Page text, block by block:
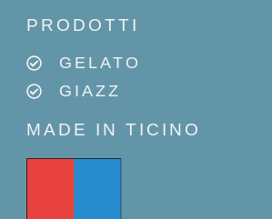
PRODOTTI
GELATO
GIAZZ
MADE IN TICINO